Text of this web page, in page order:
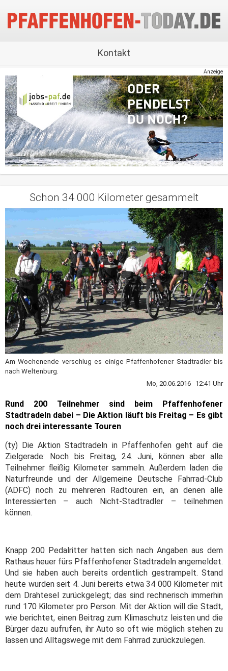
Kontakt
Anzeige
Schon 34 000 Kilometer gesammelt
Am Wochenende verschlug es einige Pfaffenhofener Stadtradler bis
nach Weltenburg.
Mo, 20.06.2016 12:41 Uhr
Rund 200 Teilnehmer sind beim Pfaffenhofener
Stadtradeln dabei – Die Aktion läuft bis Freitag – Es gibt
noch drei interessante Touren
(ty) Die Aktion Stadtradeln in Pfaffenhofen geht auf die
Zielgerade: Noch bis Freitag, 24. Juni, können aber alle
Teilnehmer fleißig Kilometer sammeln. Außerdem laden die
Naturfreunde und der Allgemeine Deutsche Fahrrad-Club
(ADFC) noch zu mehreren Radtouren ein, an denen alle
Interessierten – auch Nicht-Stadtradler – teilnehmen
können.
Knapp 200 Pedalritter hatten sich nach Angaben aus dem
Rathaus heuer fürs Pfaffenhofener Stadtradeln angemeldet.
Und sie haben auch bereits ordentlich gestrampelt. Stand
heute wurden seit 4. Juni bereits etwa 34 000 Kilometer mit
dem Drahtesel zurückgelegt; das sind rechnerisch immerhin
rund 170 Kilometer pro Person. Mit der Aktion will die Stadt,
wie berichtet, einen Beitrag zum Klimaschutz leisten und die
Bürger dazu aufrufen, ihr Auto so oft wie möglich stehen zu
lassen und Alltagswege mit dem Fahrrad zurückzulegen.